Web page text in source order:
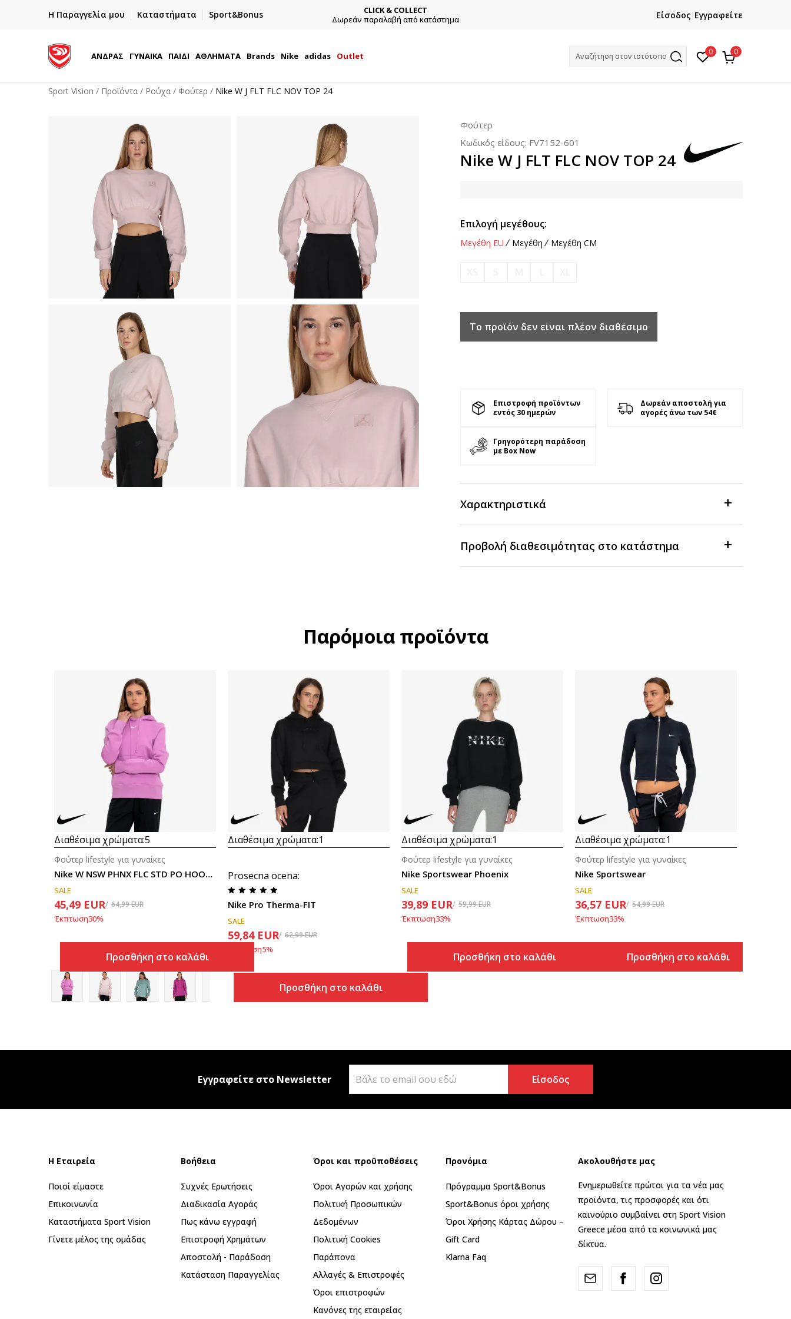
Η Παραγγελία μου Καταστήματα Sport&Bonus
ΓΡΗΓΟΡΟΤΕΡΗ ΠΑΡΑΔΟΣΗ ΜΕ BOX NOW
Παραλαβή 24/7
CLICK & COLLECT
Δωρεάν παραλαβή από κατάστημα
Και κερδίστε -10% με την πρώτη σας αγορά!
Είσοδος Εγγραφείτε
ΑΝΔΡΑΣ ΓΥΝΑΙΚΑ ΠΑΙΔΙ ΑΘΛΗΜΑΤΑ Brands Nike adidas Outlet Αναζήτηση στον ιστότοπο 0 0
Sport Vision Προϊόντα Ρούχα Φούτερ Nike W J FLT FLC NOV TOP 24
Φούτερ
Κωδικός είδους: FV7152-601
Nike W J FLT FLC NOV TOP 24
Επιλογή μεγέθους:
Μεγέθη EU Μεγέθη Μεγέθη CM
Το προϊόν δεν είναι πλέον διαθέσιμο
Επιστροφή προϊόντων
εντός 30 ημερών
Δωρεάν αποστολή για
αγορές άνω των 54€
Γρηγορότερη παράδοση
με Box Now
Χαρακτηριστικά
Προβολή διαθεσιμότητας στο κατάστημα
Παρόμοια προϊόντα
Διαθέσιμα χρώματα:5
Nike W NSW PHNX FLC STD PO HOODIE
Φούτερ lifestyle για γυναίκες
SALE
45,49 EUR 64,99EUR
Έκπτωση30%
Προσθήκη στο καλάθι
Διαθέσιμα χρώματα:1
Prosecna ocena:
Nike Pro Therma-FIT
SALE
59,84 EUR 62,99EUR
Έκπτωση5%
Προσθήκη στο καλάθι
Διαθέσιμα χρώματα:1
Nike Sportswear Phoenix
Φούτερ lifestyle για γυναίκες
SALE
39,89 EUR 59,99EUR
Έκπτωση33%
Προσθήκη στο καλάθι
Διαθέσιμα χρώματα:1
Nike Sportswear
Φούτερ lifestyle για γυναίκες
SALE
36,57 EUR 54,99EUR
Έκπτωση33%
Προσθήκη στο καλάθι
Εγγραφείτε στο Newsletter Είσοδος
Η Εταιρεία
Ποιοί είμαστε
Επικοινωνία
Καταστήματα Sport Vision
Γίνετε μέλος της ομάδας
Βοήθεια
Συχνές Ερωτήσεις
Διαδικασία Αγοράς
Πως κάνω εγγραφή
Επιστροφή Xρημάτων
Αποστολή - Παράδοση
Κατάσταση Παραγγελίας
Όροι και προϋποθέσεις
Όροι Αγορών και χρήσης
Πολιτική Προσωπικών
Δεδομένων
Πολιτική Cookies
Παράπονα
Αλλαγές & Επιστροφές
Όροι επιστροφών
Κανόνες της εταιρείας
Προνόμια
Πρόγραμμα Sport&Bonus
Sport&Bonus όροι χρήσης
Όροι Χρήσης Κάρτας Δώρου –
Gift Card
Klarna Faq
Ακολουθήστε μας
Ενημερωθείτε πρώτοι για τα νέα μας
προϊόντα, τις προσφορές και ότι
καινούριο συμβαίνει στη Sport Vision
Greece μέσα από τα κοινωνικά μας
δίκτυα.